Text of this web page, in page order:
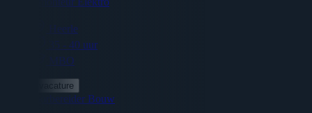
Heerle
35 - 40 uur
MBO
Bekijk vacature
Werkvoorbereider Bouw